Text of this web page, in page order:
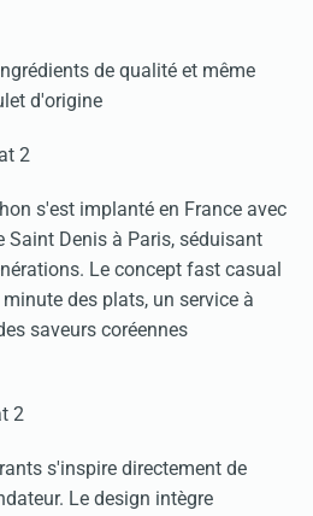
de qualité et même
d'origine
s'est implanté en France avec
Saint Denis à Paris, séduisant
Le concept fast casual
des plats, un service à
saveurs coréennes
s'inspire directement de
Le design intègre